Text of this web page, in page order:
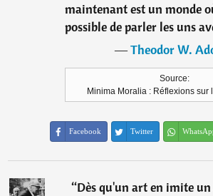
maintenant est un monde
possible de parler les uns
―Theodor W.
Source:
Minima Moralia : Réflexions sur
Facebook Twitter
“Dès qu'un art en imite